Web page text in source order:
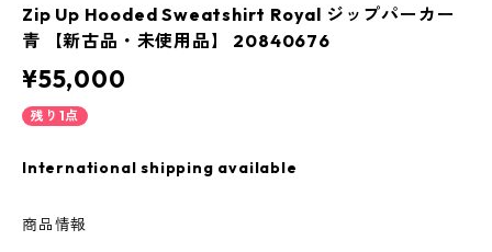
Zip Up Hooded Sweatshirt Royal ジップパーカー
青 【新古品・未使用品】 20840676
¥55,000
残り1点
International shipping available
商品情報